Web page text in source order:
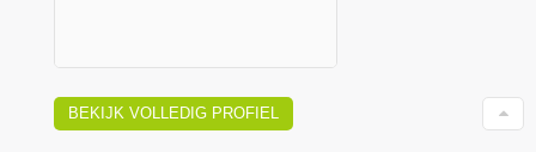
BEKIJK VOLLEDIG PROFIEL